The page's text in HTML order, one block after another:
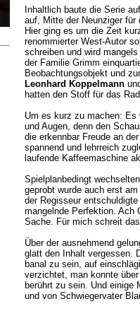
Inhaltlich baute die Serie
auf, Mitte der Neunziger
Hier ging es um die Zeit
renommierter West-Autor
schreiben und wird
der Familie Grimm
Beobachtungsobjekt und
Leonhard Koppelmann
hatten den Stoff für das
Um es kurz zu machen: Es
und Augen, denn den
die erkennbar Freude an
spannend und lehrreich
laufende Kaffeemaschine
Spielplanbedingt
geprobt wurde auch erst
der Regisseur
mangelnde Perfektion. Ach
Sache. Für mich schreit
Über der ausnehmend
glatt den Inhalt vergessen.
banal zu sein, auf
verzichtet, man konnte
berührt zu sein. Und einige
und von Schwiegervater